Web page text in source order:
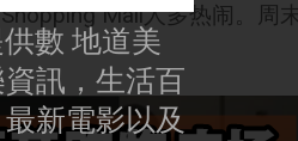
Mall人多热闹。周
數 地道美
訊，生活百
新電影以及